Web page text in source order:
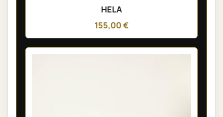
HELA
155,00 €